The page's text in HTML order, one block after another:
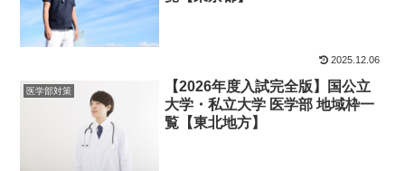
2025.12.06
医学部対策
【2026年度入試完全版】国公立
大学・私立大学 医学部 地域枠一
覧【東北地方】